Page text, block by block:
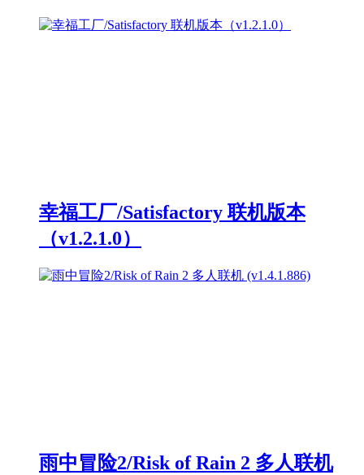
幸福工厂/Satisfactory 联机版本
（v1.2.1.0）
雨中冒险2/Risk of Rain 2 多人联机